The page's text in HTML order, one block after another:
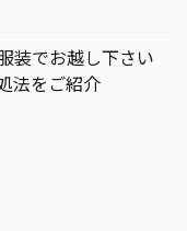
装でお越し下さい
法をご紹介